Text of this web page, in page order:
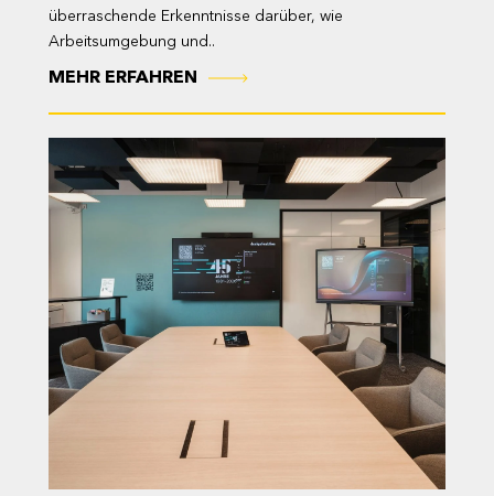
überraschende Erkenntnisse darüber, wie
Arbeitsumgebung und..
MEHR ERFAHREN